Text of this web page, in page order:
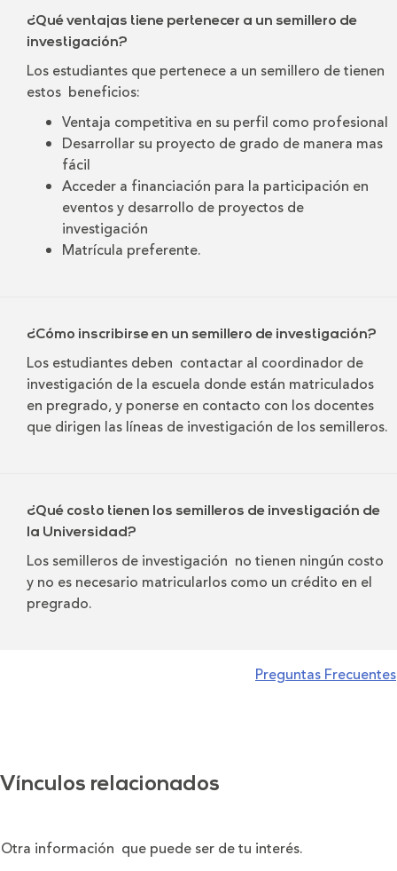
¿Qué ventajas tiene pertenecer a un semillero de
investigación?
Los estudiantes que pertenece a un semillero de tienen
estos beneficios:
Ventaja competitiva en su perfil como profesional
Desarrollar su proyecto de grado de manera mas
fácil
Acceder a financiación para la participación en
eventos y desarrollo de proyectos de
investigación
Matrícula preferente.
¿Cómo inscribirse en un semillero de investigación?
Los estudiantes deben contactar al coordinador de
investigación de la escuela donde están matriculados
en pregrado, y ponerse en contacto con los docentes
que dirigen las líneas de investigación de los semilleros.
¿Qué costo tienen los semilleros de investigación de
la Universidad?
Los semilleros de investigación no tienen ningún costo
y no es necesario matricularlos como un crédito en el
pregrado.
Preguntas Frecuentes
Vínculos relacionados
Otra información que puede ser de tu interés.